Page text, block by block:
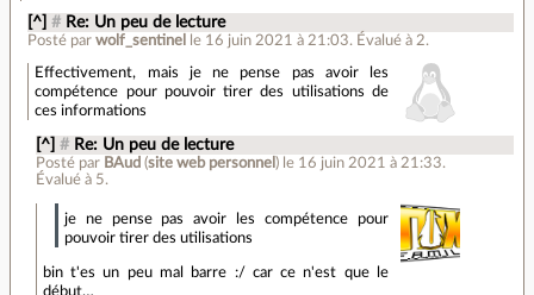
[^] # Re: Un peu de lecture
Posté parwolf_sentinel le 16 juin 2021 à 21:03. Évalué à 2.
Effectivement, mais je ne pense pas avoir les
compétence pour pouvoir tirer des utilisations de
ces informations
[^] # Re: Un peu de lecture
Posté par BAud (site web personnel ) le 16 juin 2021 à 21:33.
Évalué à 5.
je ne pense pas avoir les compétence pour
pouvoir tirer des utilisations
bin t'es un peu mal barre :/ car ce n'est que le
début…